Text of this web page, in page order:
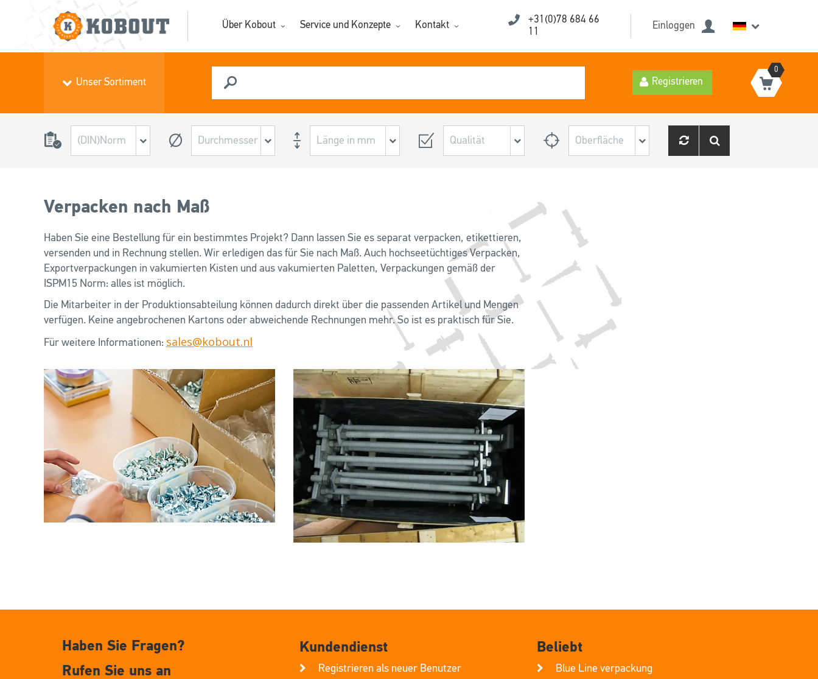
Über Kobout Service und Konzepte Kontakt
+31(0)78 684 66
11
Einloggen
Unser Sortiment Registrieren
0
Verpacken nach Maß
Haben Sie eine Bestellung für ein bestimmtes Projekt? Dann lassen Sie es separat verpacken, etikettieren,
versenden und in Rechnung stellen. Wir erledigen das für Sie nach Maß. Auch hochseetüchtiges Verpacken,
Exportverpackungen in vakumierten Kisten und aus vakumierten Paletten, Verpackungen gemäß der
ISPM15 Norm: alles ist möglich.
Die Mitarbeiter in der Produktionsabteilung können dadurch direkt über die passenden Artikel und Mengen
verfügen. Keine angebrochenen Kartons oder abweichende Rechnungen mehr. So ist es praktisch für Sie.
Für weitere Informationen: sales@kobout.nl
Haben Sie Fragen?
Rufen Sie uns an
Kundendienst
Registrieren als neuer Benutzer
Beliebt
Blue Line verpackung